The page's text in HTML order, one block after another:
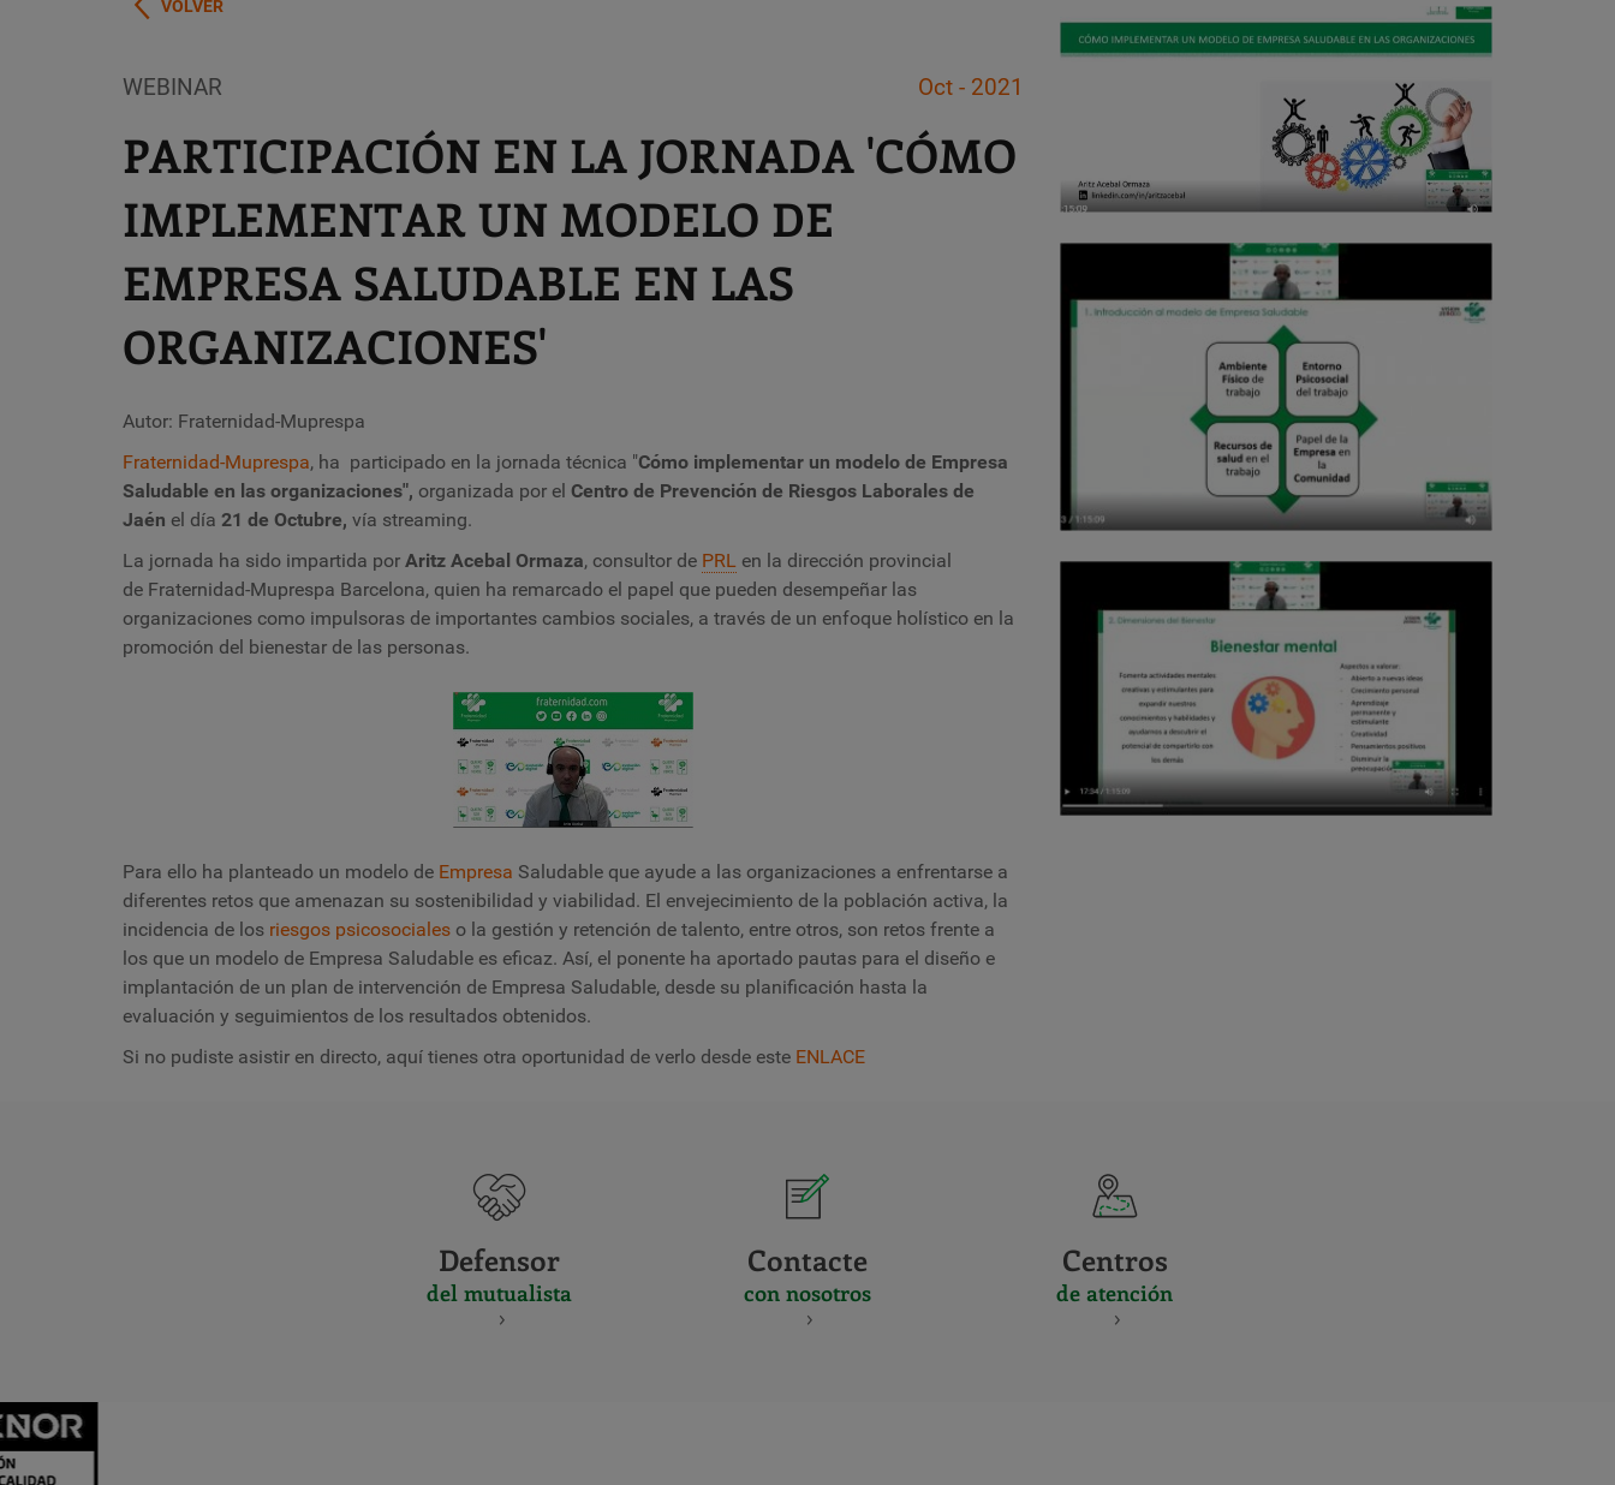
VOLVER
WEBINAR Oct - 2021
PARTICIPACIÓN EN LA JORNADA 'CÓMO
IMPLEMENTAR UN MODELO DE
EMPRESA SALUDABLE EN LAS
ORGANIZACIONES'
Autor: Fraternidad-Muprespa
Fraternidad-Muprespa, ha participado en la jornada técnica "Cómo implementar un modelo de Empresa
Saludable en las organizaciones", organizada por el Centro de Prevención de Riesgos Laborales de
Jaén el día 21 de Octubre, vía streaming.
La jornada ha sido impartida por Aritz Acebal Ormaza, consultor de PRL en la dirección provincial
de Fraternidad-Muprespa Barcelona, quien ha remarcado el papel que pueden desempeñar las
organizaciones como impulsoras de importantes cambios sociales, a través de un enfoque holístico en la
promoción del bienestar de las personas.
Para ello ha planteado un modelo de Empresa Saludable que ayude a las organizaciones a enfrentarse a
diferentes retos que amenazan su sostenibilidad y viabilidad. El envejecimiento de la población activa, la
incidencia de los riesgos psicosociales o la gestión y retención de talento, entre otros, son retos frente a
los que un modelo de Empresa Saludable es eficaz. Así, el ponente ha aportado pautas para el diseño e
implantación de un plan de intervención de Empresa Saludable, desde su planificación hasta la
evaluación y seguimientos de los resultados obtenidos.
Si no pudiste asistir en directo, aquí tienes otra oportunidad de verlo desde este ENLACE
Defensor
del mutualista
Contacte
con nosotros
Centros
de atención